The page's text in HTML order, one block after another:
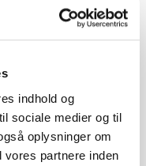
indhold og
sociale medier og til
oplysninger om
partnere inden